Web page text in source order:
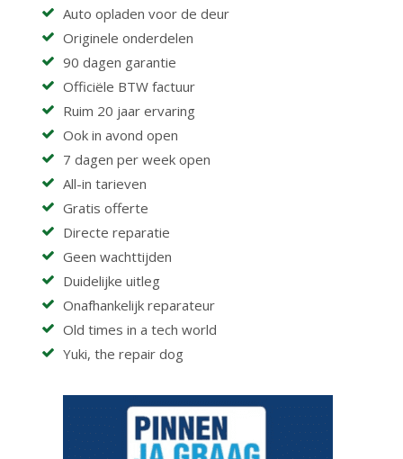
Auto opladen voor de deur
Originele onderdelen
90 dagen garantie
Officiële BTW factuur
Ruim 20 jaar ervaring
Ook in avond open
7 dagen per week open
All-in tarieven
Gratis offerte
Directe reparatie
Geen wachttijden
Duidelijke uitleg
Onafhankelijk reparateur
Old times in a tech world
Yuki, the repair dog